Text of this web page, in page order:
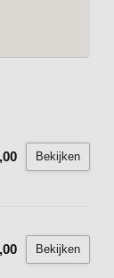
Bekijken
Bekijken